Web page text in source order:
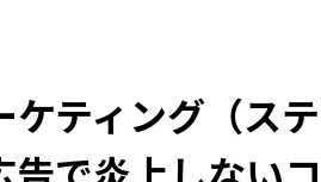
ケティング（ス